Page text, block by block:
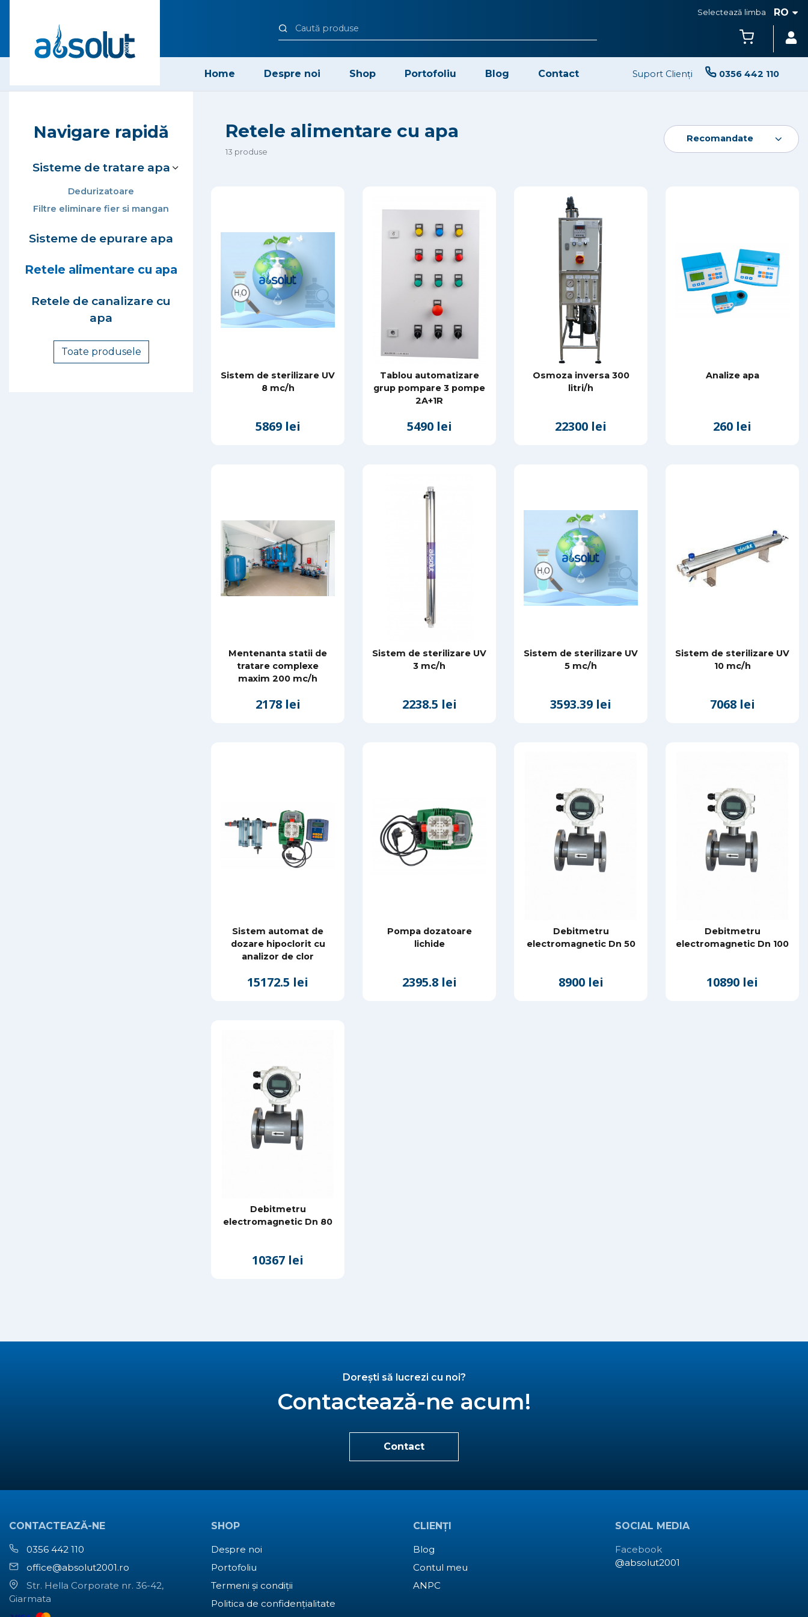
Selectează limba RO
Home Despre noi Shop Portofoliu Blog Contact Suport Clienți 0356 442 110
Navigare rapidă
Sisteme de tratare apa
Dedurizatoare
Filtre eliminare fier si mangan
Sisteme de epurare apa
Retele alimentare cu apa
Retele de canalizare cu
apa
Toate produsele
Retele alimentare cu apa
13 produse
Sistem de sterilizare UV
8 mc/h
5869 lei
Tablou automatizare
grup pompare 3 pompe
2A+1R
5490 lei
Osmoza inversa 300
litri/h
22300 lei
Analize apa
260 lei
Mentenanta statii de
tratare complexe
maxim 200 mc/h
2178 lei
Sistem de sterilizare UV
3 mc/h
2238.5 lei
Sistem de sterilizare UV
5 mc/h
3593.39 lei
Sistem de sterilizare UV
10 mc/h
7068 lei
Sistem automat de
dozare hipoclorit cu
analizor de clor
15172.5 lei
Pompa dozatoare
lichide
2395.8 lei
Debitmetru
electromagnetic Dn 50
8900 lei
Debitmetru
electromagnetic Dn 100
10890 lei
Debitmetru
electromagnetic Dn 80
10367 lei
Dorești să lucrezi cu noi?
Contactează-ne acum!
Contact
CONTACTEAZĂ-NE
0356 442 110
office@absolut2001.ro
Str. Hella Corporate nr. 36-42,
Giarmata
SHOP
Despre noi
Portofoliu
Termeni și condiții
Politica de confidențialitate
CLIENȚI
Blog
Contul meu
ANPC
SOCIAL MEDIA
Facebook
@absolut2001